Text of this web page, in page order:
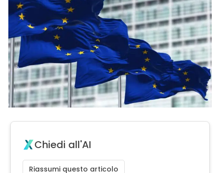
Chiedi all'AI
Riassumi questo articolo